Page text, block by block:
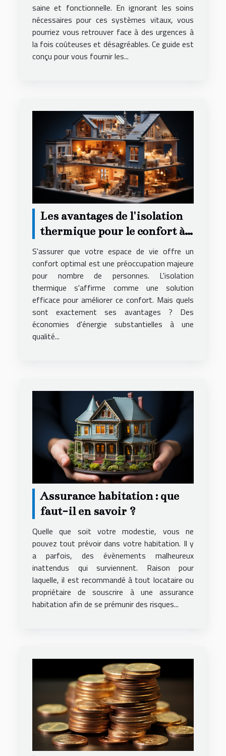
saine et fonctionnelle. En ignorant les soins
nécessaires pour ces systèmes vitaux, vous
pourriez vous retrouver face à des urgences à
la fois coûteuses et désagréables. Ce guide est
conçu pour vous fournir les...
Les avantages de l'isolation
thermique pour le confort à
S'assurer que votre espace de vie offre un
confort optimal est une préoccupation majeure
pour nombre de personnes. L'isolation
thermique s'affirme comme une solution
efficace pour améliorer ce confort. Mais quels
sont exactement ses avantages ? Des
économies d'énergie substantielles à une
qualité...
Assurance habitation : que
faut-il en savoir ?
Quelle que soit votre modestie, vous ne
pouvez tout prévoir dans votre habitation. Il y
a parfois, des évènements malheureux
inattendus qui surviennent. Raison pour
laquelle, il est recommandé à tout locataire ou
propriétaire de souscrire à une assurance
habitation afin de se prémunir des risques...